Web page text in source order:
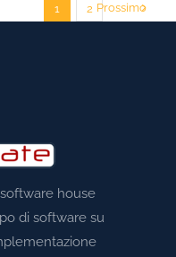
1 2 Prossimo
house
di software su